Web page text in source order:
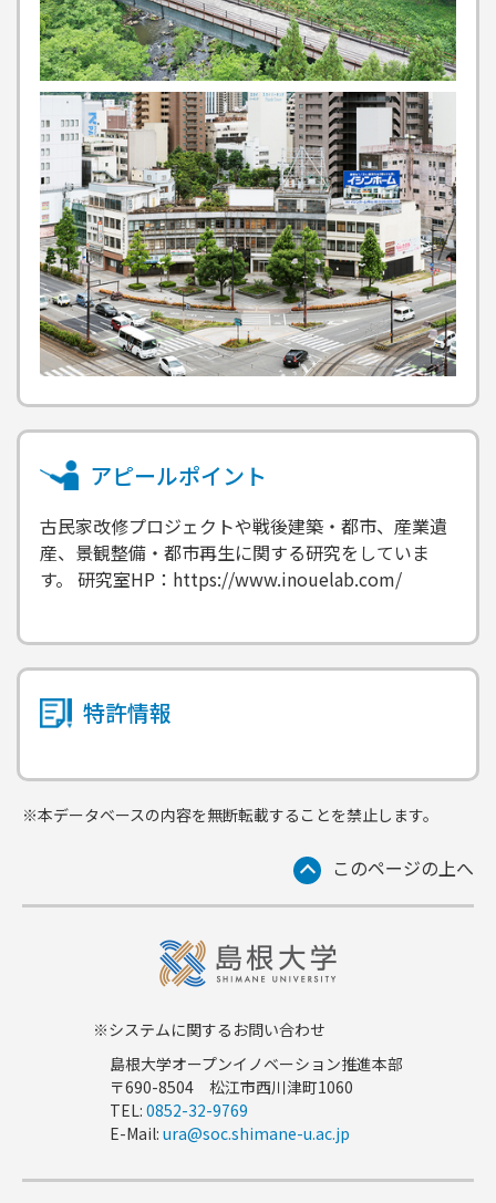
アピールポイント
古民家改修プロジェクトや戦後建築・都市、産業遺
産、景観整備・都市再生に関する研究をしていま
す。 研究室HP：https://www.inouelab.com/
特許情報
※本データベースの内容を無断転載することを禁止します。
このページの上へ
※システムに関するお問い合わせ
島根大学オープンイノベーション推進本部
〒690-8504 松江市西川津町1060
TEL: 0852-32-9769
E-Mail: ura@soc.shimane-u.ac.jp